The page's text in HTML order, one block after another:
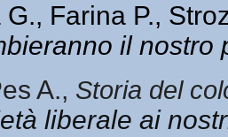
Farina P.,
il nostro
A., Storia del
liberale ai